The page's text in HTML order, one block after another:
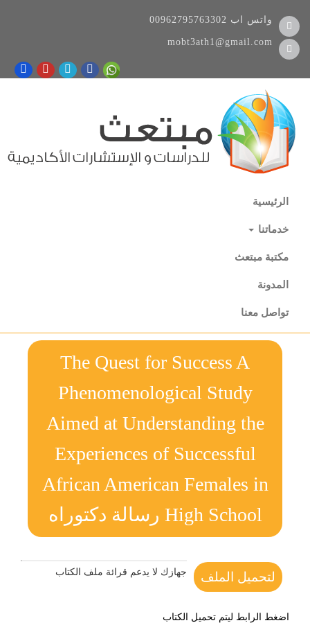
00962795763302 واتس اب
mobt3ath1@gmail.com
الرئيسية
خدماتنا
مكتبة مبتعث
المدونة
تواصل معنا
The Quest for Success A
Phenomenological Study
Aimed at Understanding the
Experiences of Successful
African American Females in
High School رسالة دكتوراه
لتحميل الملف جهازك لا يدعم قرائة ملف الكتاب
اضغط الرابط ليتم تحميل الكتاب